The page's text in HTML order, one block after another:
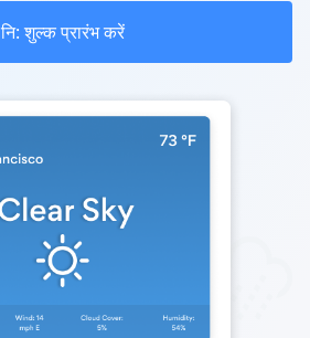
नि: शुल्क प्रारंभ करें